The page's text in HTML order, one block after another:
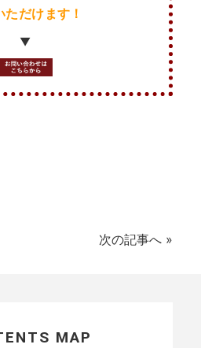
ただけます！
▼
次の記事へ »
MAP